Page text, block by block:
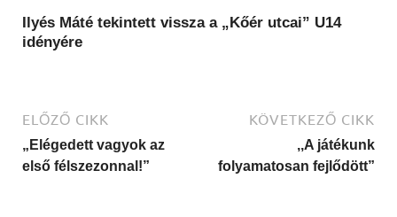
Ilyés Máté tekintett vissza a „Kőér utcai” U14
idényére
ELŐZŐ CIKK
„Elégedett vagyok az
első félszezonnal!”
KÖVETKEZŐ CIKK
,,A játékunk
folyamatosan fejlődött”